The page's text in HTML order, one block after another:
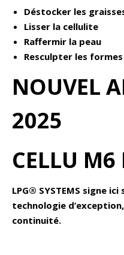
Déstocker les
Lisser la cellulite
Raffermir la peau
Resculpter les formes
NOUVEL
2025
CELLU
LPG® SYSTEMS signe
technologie
continuité.